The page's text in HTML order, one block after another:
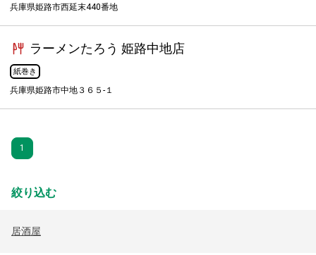
兵庫県姫路市西延末440番地
ラーメンたろう 姫路中地店
紙巻き
兵庫県姫路市中地３６５-１
1
絞り込む
居酒屋